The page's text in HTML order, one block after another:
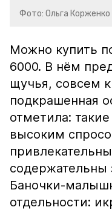
Фото: Ольга
Можно купить
6000. В нём
щучья, совсем
подкрашенная
отметила:
высоким
содержательны
Баночки-
отдельности: